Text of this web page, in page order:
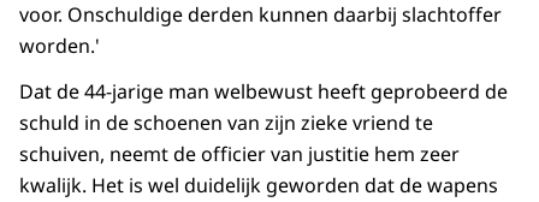
voor. Onschuldige derden kunnen daarbij slachtoffer
worden.'
Dat de 44-jarige man welbewust heeft geprobeerd de
schuld in de schoenen van zijn zieke vriend te
schuiven, neemt de officier van justitie hem zeer
kwalijk. Het is wel duidelijk geworden dat de wapens